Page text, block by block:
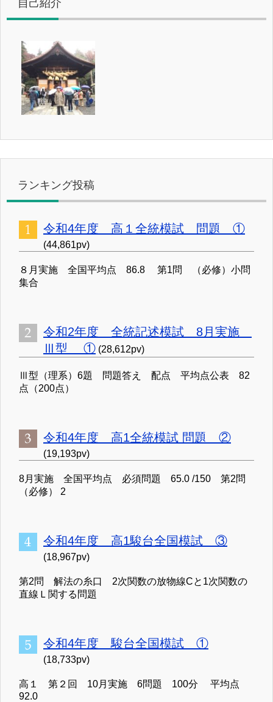
自己紹介
ランキング投稿
令和4年度 高１全統模試 問題 ①
(44,861pv)
８月実施 全国平均点 86.8 第1問 （必修）小問
集合
令和2年度 全統記述模試 8月実施
Ⅲ型 ① (28,612pv)
Ⅲ型（理系）6題 問題答え 配点 平均点公表 82
点（200点）
令和4年度 高1全統模試 問題 ②
(19,193pv)
8月実施 全国平均点 必須問題 65.0 /150 第2問
（必修） 2
令和4年度 高1駿台全国模試 ③
(18,967pv)
第2問 解法の糸口 2次関数の放物線Cと1次関数の
直線Ｌ関する問題
令和4年度 駿台全国模試 ①
(18,733pv)
高１ 第２回 10月実施 6問題 100分 平均点
92.0